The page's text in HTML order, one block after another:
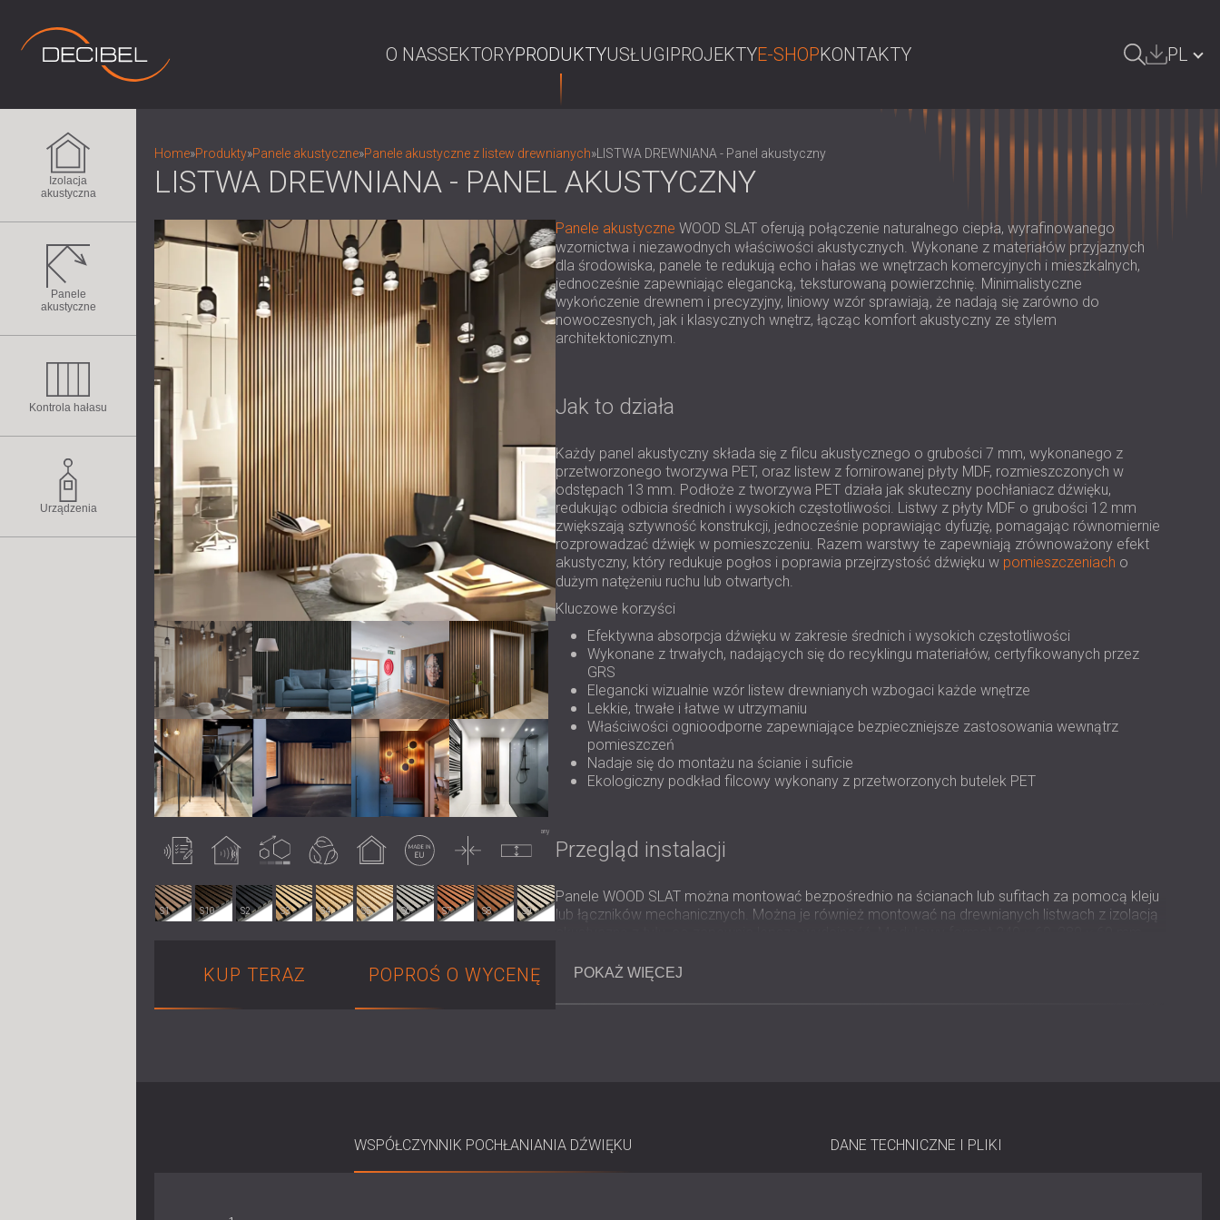
O NASSEKTORYPRODUKTYUSŁUGIPROJEKTYE-SHOPKONTAKTY PL
ÖSTERREICH | AT
SRBIJA | RS
ROMÂNIA | RO
SOUTH AFRICA | ZA
Izolacja
akustyczna
Panele
akustyczne
Kontrola hałasu
Urządzenia
Home»Produkty»Panele akustyczne»Panele akustyczne z listew drewnianych» LISTWA DREWNIANA - Panel akustyczny
LISTWA DREWNIANA - PANEL AKUSTYCZNY
akustycznie
akustyczna
pomieszczeniach
Nieskompresowany
S1 S10 S2 S3 S4 S5 S6 S7 S8 S9
KUP TERAZ POPROŚ O WYCENĘ
Panele akustyczne WOOD SLAT oferują połączenie naturalnego ciepła, wyrafinowanego
wzornictwa i niezawodnych właściwości akustycznych. Wykonane z materiałów przyjaznych
dla środowiska, panele te redukują echo i hałas we wnętrzach komercyjnych i mieszkalnych,
jednocześnie zapewniając elegancką, teksturowaną powierzchnię. Minimalistyczne
wykończenie drewnem i precyzyjny, liniowy wzór sprawiają, że nadają się zarówno do
nowoczesnych, jak i klasycznych wnętrz, łącząc komfort akustyczny ze stylem
architektonicznym.
Jak to działa
Każdy panel akustyczny składa się z filcu akustycznego o grubości 7 mm, wykonanego z
przetworzonego tworzywa PET, oraz listew z fornirowanej płyty MDF, rozmieszczonych w
odstępach 13 mm. Podłoże z tworzywa PET działa jak skuteczny pochłaniacz dźwięku,
redukując odbicia średnich i wysokich częstotliwości. Listwy z płyty MDF o grubości 12 mm
zwiększają sztywność konstrukcji, jednocześnie poprawiając dyfuzję, pomagając równomiernie
rozprowadzać dźwięk w pomieszczeniu. Razem warstwy te zapewniają zrównoważony efekt
akustyczny, który redukuje pogłos i poprawia przejrzystość dźwięku w pomieszczeniach o
dużym natężeniu ruchu lub otwartych.
Kluczowe korzyści
Efektywna absorpcja dźwięku w zakresie średnich i wysokich częstotliwości
Wykonane z trwałych, nadających się do recyklingu materiałów, certyfikowanych przez
GRS
Elegancki wizualnie wzór listew drewnianych wzbogaci każde wnętrze
Lekkie, trwałe i łatwe w utrzymaniu
Właściwości ognioodporne zapewniające bezpieczniejsze zastosowania wewnątrz
pomieszczeń
Nadaje się do montażu na ścianie i suficie
Ekologiczny podkład filcowy wykonany z przetworzonych butelek PET
Przegląd instalacji
Panele WOOD SLAT można montować bezpośrednio na ścianach lub sufitach za pomocą kleju
lub łączników mechanicznych. Można je również montować na drewnianych listwach z izolacją
różnych układów i rozmiarów wnętrz. Montaż jest prosty i można go wykonać przy użyciu
podstawowych narzędzi, dzięki czemu panele nadają się zarówno dla profesjonalnych
instalatorów, jak i majsterkowiczów.
Kolory filcu: czarny lub szary
Długość panelu: 240 × 60, 280 × 60 mm, 600 × 600 mm, 600 × 1200 mm
Odległość między listwami: 13 mm
POKAŻ WIĘCEJ
WSPÓŁCZYNNIK POCHŁANIANIA DŹWIĘKU DANE TECHNICZNE I PLIKI